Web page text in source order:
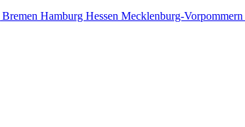
Bremen Hamburg Hessen Mecklenburg-Vorpommern